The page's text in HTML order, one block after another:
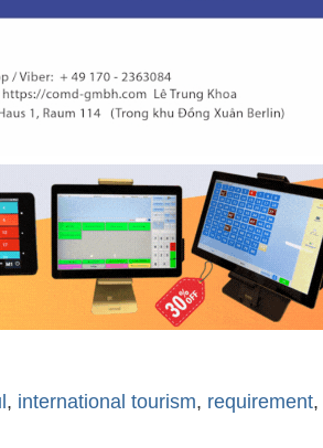
, international tourism, requirement,